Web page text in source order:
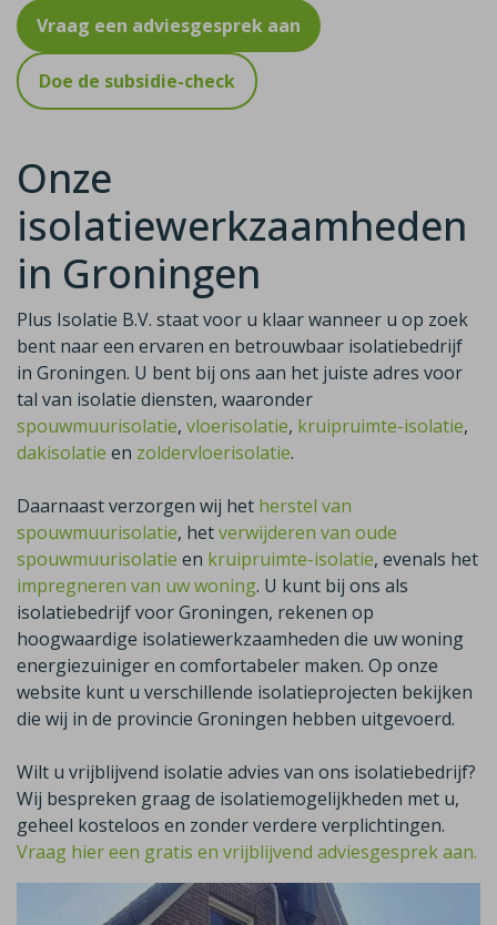
Vraag een adviesgesprek aan
Doe de subsidie-check
Onze
isolatiewerkzaamheden
in Groningen
Plus Isolatie B.V. staat voor u klaar wanneer u op zoek
bent naar een ervaren en betrouwbaar isolatiebedrijf
in Groningen. U bent bij ons aan het juiste adres voor
tal van isolatie diensten, waaronder
spouwmuurisolatie, vloerisolatie, kruipruimte-isolatie,
dakisolatie en zoldervloerisolatie.
Daarnaast verzorgen wij het herstel van
spouwmuurisolatie, hetverwijderen van oude
spouwmuurisolatie en kruipruimte-isolatie, evenals het
impregneren van uw woning. U kunt bij ons als
isolatiebedrijf voor Groningen, rekenen op
hoogwaardige isolatiewerkzaamheden die uw woning
energiezuiniger en comfortabeler maken. Op onze
website kunt u verschillende isolatieprojecten bekijken
die wij in de provincie Groningen hebben uitgevoerd.
Wilt u vrijblijvend isolatie advies van ons isolatiebedrijf?
Wij bespreken graag de isolatiemogelijkheden met u,
geheel kosteloos en zonder verdere verplichtingen.
Vraag hier een gratis en vrijblijvend adviesgesprek aan.